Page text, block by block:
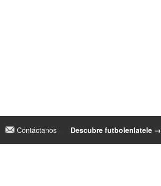
Contáctanos Descubre futbolenlatele →